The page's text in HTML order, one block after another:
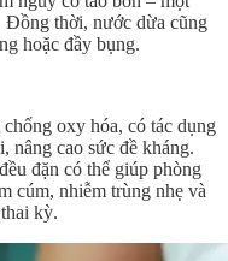
Đồng thời, nước dừa cũng
hoặc đầy bụng.
oxy hóa, có tác dụng
nâng cao sức đề kháng.
đặn có thể giúp phòng
cúm, nhiễm trùng nhẹ và
kỳ.